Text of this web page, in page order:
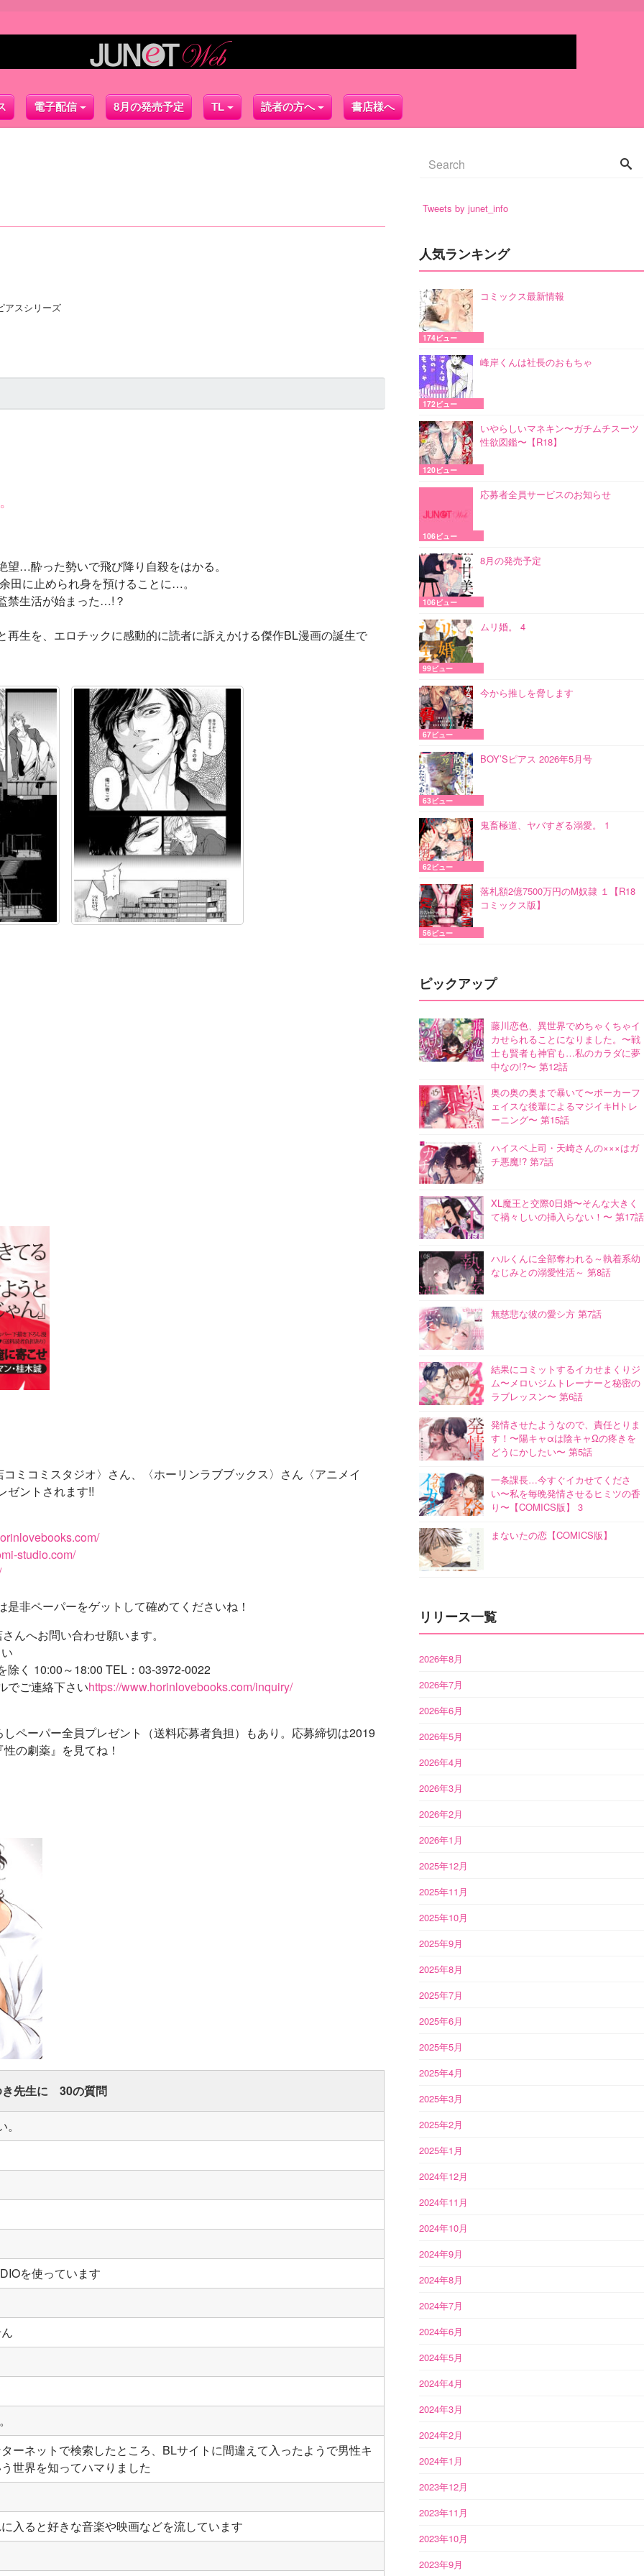
電子配信 8月の発売予定 TL 読者の方へ 書店様へ
スシリーズ
…酔った勢いで飛び降り自殺をはかる。
田に止められ身を預けることに…。
禁生活が始まった…!？
生を、エロチックに感動的に読者に訴えかける傑作BL漫画の誕生で
ミコミスタジオ〉さん、〈ホーリンラブブックス〉さん〈アニメイ
ゼントされます!!
studio.com/
非ペーパーをゲットして確めてくださいね！
んへお問い合わせ願います。
除く 10:00～18:00 TEL：03-3972-0022
でご連絡下さいhttps://www.horinlovebooks.com/inquiry/
ペーパー全員プレゼント（送料応募者負担）もあり。応募締切は2019
の劇薬』を見てね！
き先生に 30の質問
を使っています
ーネットで検索したところ、BLサイトに間違えて入ったようで男性キ
世界を知ってハマりました
入ると好きな音楽や映画などを流しています
Tweets by junet_info
人気ランキング
コミックス最新情報
174ビュー
峰岸くんは社長のおもちゃ
172ビュー
いやらしいマネキン〜ガチムチスーツ
性欲図鑑〜【R18】
120ビュー
応募者全員サービスのお知らせ
106ビュー
8月の発売予定
106ビュー
ムリ婚。 4
99ビュー
今から推しを脅します
67ビュー
BOY’Sピアス 2026年5月号
63ビュー
鬼畜極道、ヤバすぎる溺愛。 1
62ビュー
落札額2億7500万円のM奴隷 １【R18
コミックス版】
56ビュー
ピックアップ
藤川恋色、異世界でめちゃくちゃイ
カせられることになりました。〜戦
士も賢者も神官も…私のカラダに夢
中なの!?〜 第12話
奥の奥の奥まで暴いて〜ポーカーフ
ェイスな後輩によるマジイキHトレ
ーニング〜 第15話
ハイスペ上司・天崎さんの×××はガ
チ悪魔!? 第7話
XL魔王と交際0日婚〜そんな大きく
て禍々しいの挿入らない！〜 第17話
ハルくんに全部奪われる～執着系幼
なじみとの溺愛性活～ 第8話
無慈悲な彼の愛シ方 第7話
結果にコミットするイカせまくりジ
ム〜メロいジムトレーナーと秘密の
ラブレッスン〜 第6話
発情させたようなので、責任とりま
す！〜陽キャαは陰キャΩの疼きを
どうにかしたい〜 第5話
一条課長…今すぐイカせてくださ
い〜私を毎晩発情させるヒミツの香
り〜【COMICS版】 3
まないたの恋【COMICS版】
リリース一覧
2026年8月
2026年7月
2026年6月
2026年5月
2026年4月
2026年3月
2026年2月
2026年1月
2025年12月
2025年11月
2025年10月
2025年9月
2025年8月
2025年7月
2025年6月
2025年5月
2025年4月
2025年3月
2025年2月
2025年1月
2024年12月
2024年11月
2024年10月
2024年9月
2024年8月
2024年7月
2024年6月
2024年5月
2024年4月
2024年3月
2024年2月
2024年1月
2023年12月
2023年11月
2023年10月
2023年9月